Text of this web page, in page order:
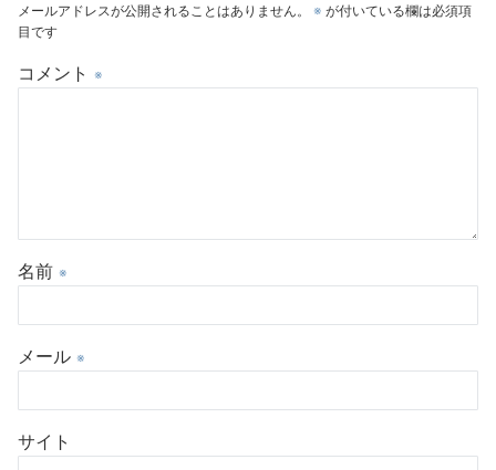
メールアドレスが公開されることはありません。 ※ が付いている欄は必須項
目です
コメント ※
名前 ※
メール ※
サイト